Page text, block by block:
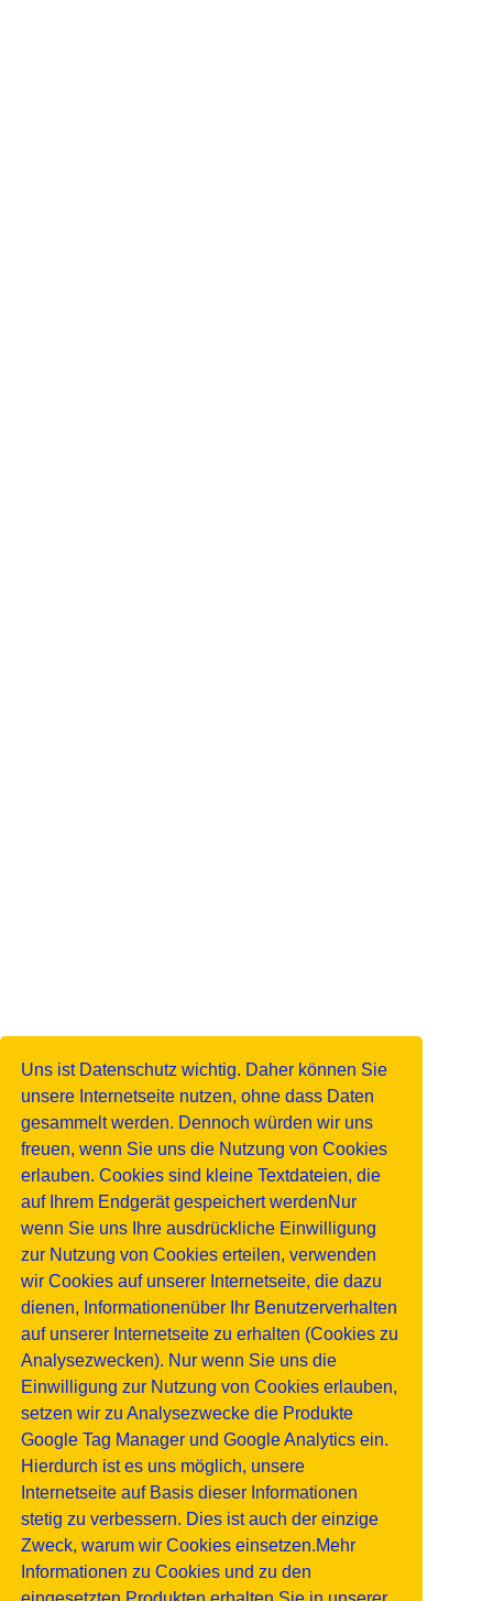
Uns ist Datenschutz wichtig. Daher können Sie
unsere Internetseite nutzen, ohne dass Daten
gesammelt werden. Dennoch würden wir uns
freuen, wenn Sie uns die Nutzung von Cookies
erlauben. Cookies sind kleine Textdateien, die
auf Ihrem Endgerät gespeichert werdenNur
wenn Sie uns Ihre ausdrückliche Einwilligung
zur Nutzung von Cookies erteilen, verwenden
wir Cookies auf unserer Internetseite, die dazu
dienen, Informationenüber Ihr Benutzerverhalten
auf unserer Internetseite zu erhalten (Cookies zu
Analysezwecken). Nur wenn Sie uns die
Einwilligung zur Nutzung von Cookies erlauben,
setzen wir zu Analysezwecke die Produkte
Google Tag Manager und Google Analytics ein.
Hierdurch ist es uns möglich, unsere
Internetseite auf Basis dieser Informationen
stetig zu verbessern. Dies ist auch der einzige
Zweck, warum wir Cookies einsetzen.Mehr
Informationen zu Cookies und zu den